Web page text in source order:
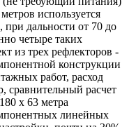
используется
дальности от 70 до
четыре таких
из трех рефлекторов -
конструкции
работ, расход
сравнительный расчет
х 63 метра
линейных